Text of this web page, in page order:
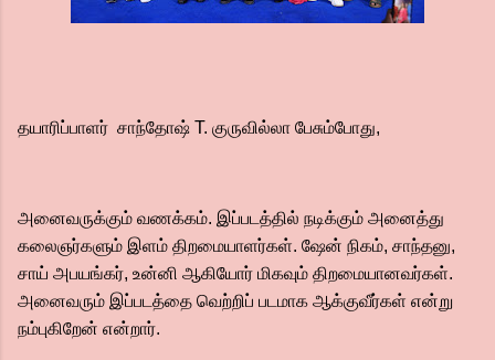
தயாரிப்பாளர் சாந்தோஷ் T. குருவில்லா பேசும்போது,
அனைவருக்கும் வணக்கம். இப்படத்தில் நடிக்கும் அனைத்து
கலைஞர்களும் இளம் திறமையாளர்கள். ஷேன் நிகம், சாந்தனு,
சாய் அபயங்கர், உன்னி ஆகியோர் மிகவும் திறமையானவர்கள்.
அனைவரும் இப்படத்தை வெற்றிப் படமாக ஆக்குவீர்கள் என்று
நம்புகிறேன் என்றார்.